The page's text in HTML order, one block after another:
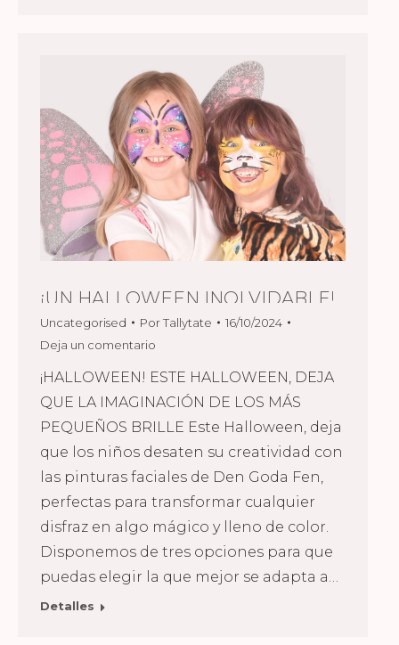
¡UN HALLOWEEN INOLVIDABLE!
Uncategorised PorTallytate
16/10/2024
Deja un comentario
¡HALLOWEEN! ESTE HALLOWEEN, DEJA
QUE LA IMAGINACIÓN DE LOS MÁS
PEQUEÑOS BRILLE Este Halloween, deja
que los niños desaten su creatividad con
las pinturas faciales de Den Goda Fen,
perfectas para transformar cualquier
disfraz en algo mágico y lleno de color.
Disponemos de tres opciones para que
puedas elegir la que mejor se adapta a…
Detalles